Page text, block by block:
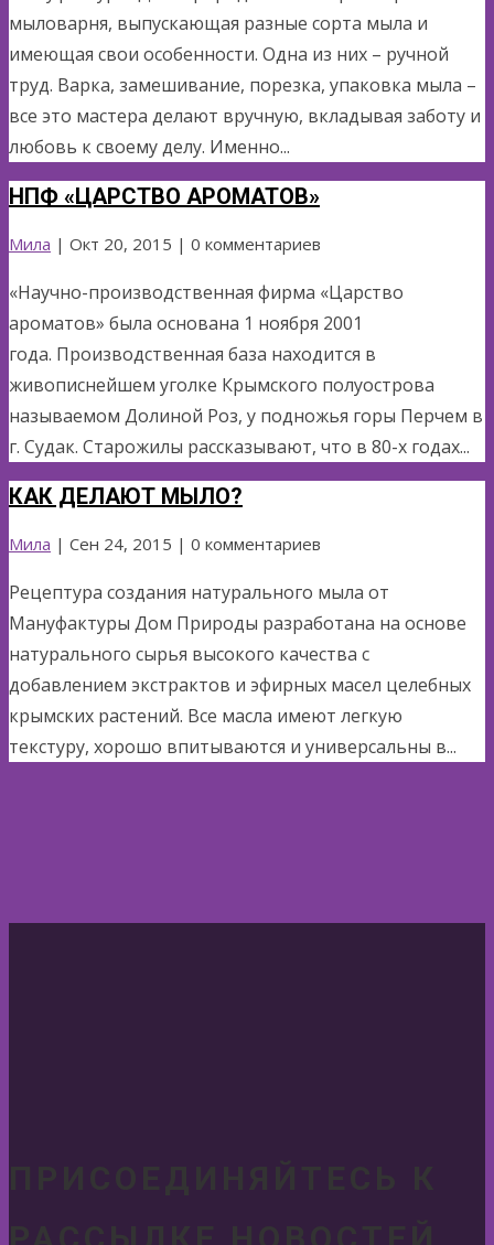
мыловарня, выпускающая разные сорта мыла и
имеющая свои особенности. Одна из них – ручной
труд. Варка, замешивание, порезка, упаковка мыла –
все это мастера делают вручную, вкладывая заботу и
любовь к своему делу. Именно...
НПФ «ЦАРСТВО АРОМАТОВ»
Мила | Окт 20, 2015 | 0 комментариев
«Научно-производственная фирма «Царство
ароматов» была основана 1 ноября 2001
года. Производственная база находится в
живописнейшем уголке Крымского полуострова
называемом Долиной Роз, у подножья горы Перчем в
г. Судак. Старожилы рассказывают, что в 80-х годах...
КАК ДЕЛАЮТ МЫЛО?
Мила | Сен 24, 2015 | 0 комментариев
Рецептура создания натурального мыла от
Мануфактуры Дом Природы разработана на основе
натурального сырья высокого качества с
добавлением экстрактов и эфирных масел целебных
крымских растений. Все масла имеют легкую
текстуру, хорошо впитываются и универсальны в...